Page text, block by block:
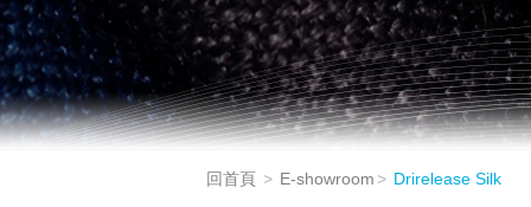
回首頁 E-showroom Drirelease Silk